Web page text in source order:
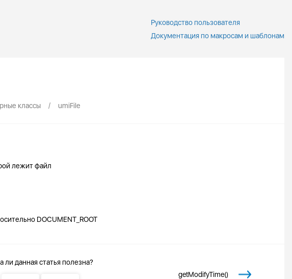
Руководство пользователя
Документация по макросам и шаблонам
классы / umiFile
лежит файл
DOCUMENT_ROOT
getModifyTime()
ли данная статья полезна?